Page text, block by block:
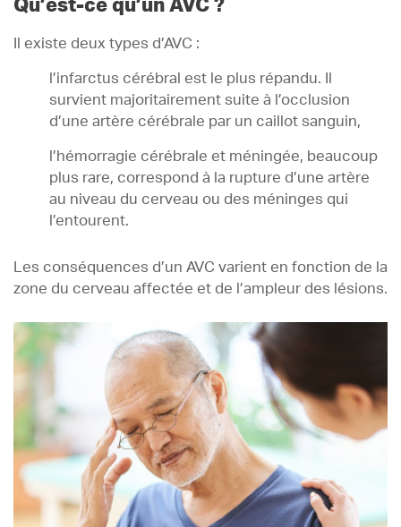
3 . Symptômes
4 .Prise en charge
Qu’est-ce qu’un AVC ?
Il existe deux types d’AVC :
l’infarctus cérébral est le plus répandu. Il
survient majoritairement suite à l’occlusion
d’une artère cérébrale par un caillot sanguin,
l’hémorragie cérébrale et méningée, beaucoup
plus rare, correspond à la rupture d’une artère
au niveau du cerveau ou des méninges qui
l’entourent.
Les conséquences d’un AVC varient en fonction de la
zone du cerveau affectée et de l’ampleur des lésions.